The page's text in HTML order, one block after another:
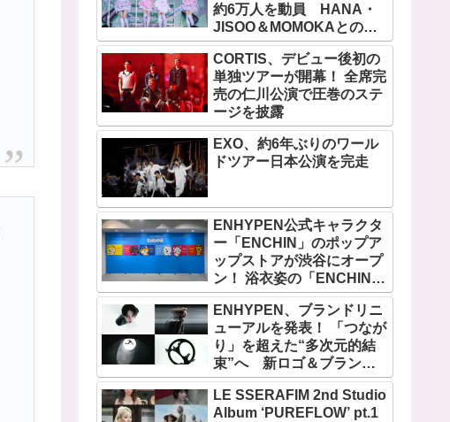
約6万人を動員 HANA・
JISOO＆MOMOKAとのス
ペシャルコラボも実現
CORTIS、デビュー後初の
単独ツアーが開幕！ 全席完
売の仁川公演で圧巻のステ
ージを披露
EXO、約6年ぶりのワール
ドツアー日本公演を完走
ENHYPEN公式キャラクタ
ー「ENCHIN」のポップア
ップストアが渋谷にオープ
ン！ 浴衣姿の「ENCHIN」
が登場
ENHYPEN、ブランドリニ
ューアルを発表！ 「つなが
り」を超えた“多次元的結
束”へ 新ロゴ＆ブランド
フィルム公開
LE SSERAFIM 2nd Studio
Album ‘PUREFLOW’ pt.1